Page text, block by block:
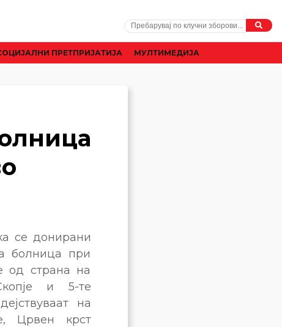
ПРЕТПРИЈАТИЈА МУЛТИМЕДИЈА
се донирани
болница при
од страна на
и 5-те
на
Црвен крст